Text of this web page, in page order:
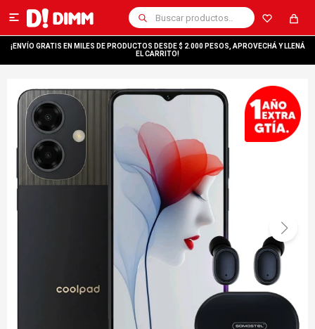

¡ENVÍO GRATIS EN MILES DE PRODUCTOS DESDE $ 2.000 PESOS, APROVECHÁ Y LLENÁ
EL CARRITO!